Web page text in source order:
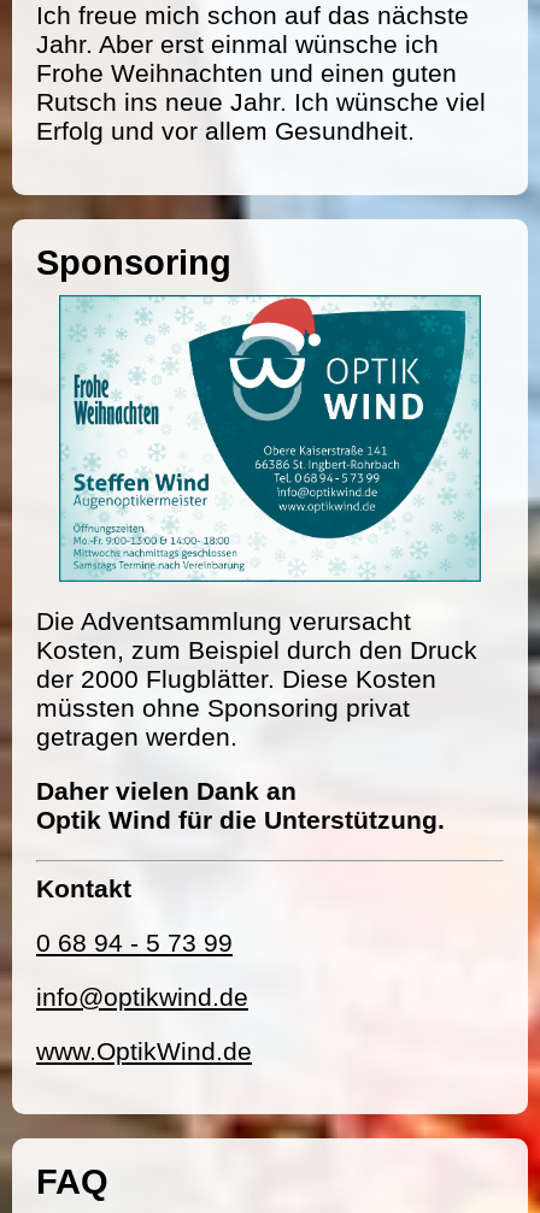
Ich freue mich schon auf das nächste
Jahr. Aber erst einmal wünsche ich
Frohe Weihnachten und einen guten
Rutsch ins neue Jahr. Ich wünsche viel
Erfolg und vor allem Gesundheit.
Sponsoring
Die Adventsammlung verursacht
Kosten, zum Beispiel durch den Druck
der 2000 Flugblätter. Diese Kosten
müssten ohne Sponsoring privat
getragen werden.
Daher vielen Dank an
Optik Wind für die Unterstützung.
Kontakt
0 68 94 - 5 73 99
info@optikwind.de
www.OptikWind.de
FAQ